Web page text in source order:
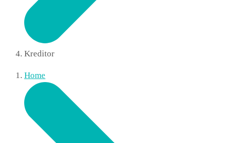
Kreditor
Home